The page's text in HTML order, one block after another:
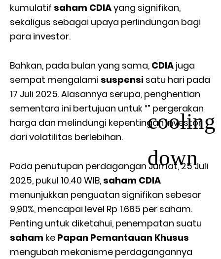
kumulatif saham CDIAyang signifikan,
sekaligus sebagai upaya perlindungan bagi
para investor.
Bahkan, pada bulan yang sama, CDIA juga
sempat mengalami suspensi satu hari pada
17 Juli 2025. Alasannya serupa, penghentian
sementara ini bertujuan untuk “cooling
down
” pergerakan
harga dan melindungi kepentingan investor
dari volatilitas berlebihan.
Pada penutupan perdagangan Jumat, 25 Juli
2025, pukul 10.40 WIB, saham CDIA
menunjukkan penguatan signifikan sebesar
9,90%, mencapai level Rp 1.665 per saham.
Penting untuk diketahui, penempatan suatu
saham ke Papan Pemantauan Khusus
mengubah mekanisme perdagangannya